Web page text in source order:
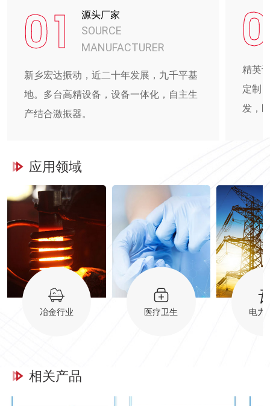
01 源头厂家
SOURCE
MANUFACTURER
新乡宏达振动，近二十年发展，九千平基
地。多台高精设备，设备一体化，自主生
产结合激振器。
精英
定制
发，
应用领域
冶金行业 医疗卫生 电力
相关产品